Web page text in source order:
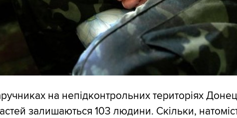
на непідконтрольних територіях
залишаються 103 людини. Скільки,